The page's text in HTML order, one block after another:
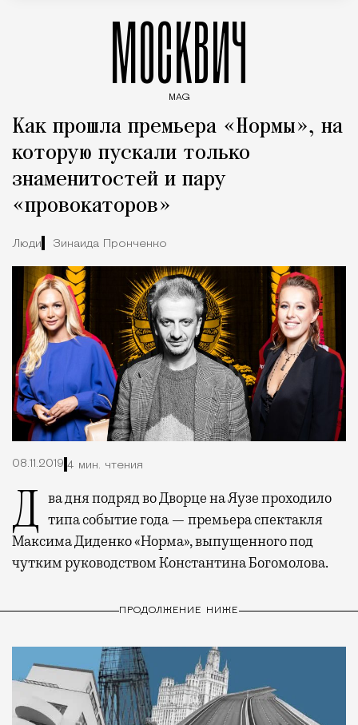
МОСКВИЧ
MAG
Как прошла премьера «Нормы», на
которую пускали только
знаменитостей и пару
«провокаторов»
Люди Зинаида Пронченко
08.11.2019 4 мин. чтения
Два дня подряд во Дворце на Яузе проходило типа событие года — премьера спектакля
Максима Диденко «Норма», выпущенного под
чутким руководством Константина Богомолова.
ПРОДОЛЖЕНИЕ НИЖЕ